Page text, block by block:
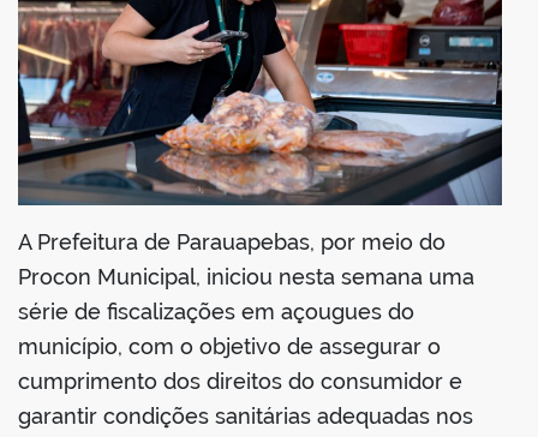
A Prefeitura de Parauapebas, por meio do
Procon Municipal, iniciou nesta semana uma
série de fiscalizações em açougues do
município, com o objetivo de assegurar o
cumprimento dos direitos do consumidor e
garantir condições sanitárias adequadas nos